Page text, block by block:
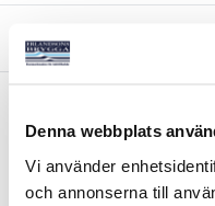
Denna webbplats
Vi använder
och annonserna till
Fråga om produkt